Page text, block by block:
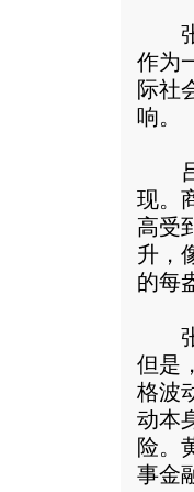
张
作为
际社
响。
吕
现。
高受
升，
的每
张
但是
格波
动本
险。
事金